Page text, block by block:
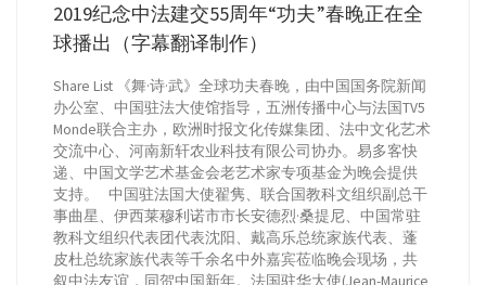
2019纪念中法建交55周年“功夫”春晚正在全
球播出（字幕翻译制作）
Share List 《舞·诗·武》全球功夫春晚，由中国国务院新闻
办公室、中国驻法大使馆指导，五洲传播中心与法国TV5
Monde联合主办，欧洲时报文化传媒集团、法中文化艺术
交流中心、河南新轩农业科技有限公司协办。易多客快
递、中国文学艺术基金会老艺术家专项基金为晚会提供
支持。 中国驻法国大使翟隽、联合国教科文组织副总干
事曲星、伊西莱穆利诺市市长安德烈·桑提尼、中国常驻
教科文组织代表团代表沈阳、戴高乐总统家族代表、蓬
皮杜总统家族代表等千余名中外嘉宾莅临晚会现场，共